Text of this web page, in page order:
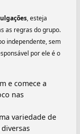
, esteja
as regras do grupo.
independente, sem
por ele é o
e comece a
nas
variedade de